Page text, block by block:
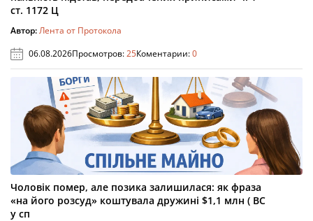
ст. 1172 Ц
Автор:Лента от Протокола
06.08.2026Просмотров:25Коментарии:0
Чоловік помер, але позика залишилася: як фраза
«на його розсуд» коштувала дружині $1,1 млн ( ВС
у сп